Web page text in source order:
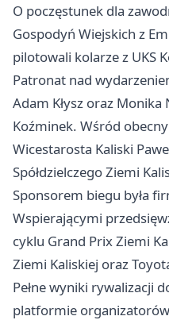
O poczęstunek dla
Gospodyń Wiejskich z
pilotowali kolarze z UKS
Patronat nad
Adam Kłysz oraz
Koźminek. Wśród
Wicestarosta Kaliski
Spółdzielczego Ziemi
Sponsorem biegu była
Wspierającymi
cyklu Grand Prix Ziemi
Ziemi Kaliskiej oraz
Pełne wyniki rywalizacji
platformie